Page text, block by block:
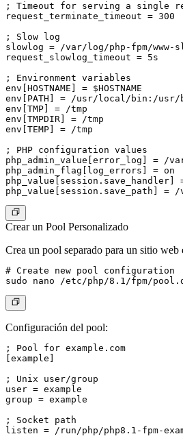
; Timeout for serving a single
request_terminate_timeout = 300
; Slow log
slowlog = /var/log/php-fpm/www-
request_slowlog_timeout = 5s
; Environment variables
env[HOSTNAME] = $HOSTNAME
env[PATH] = /usr/local/bin:/
env[TMP] = /tmp
env[TMPDIR] = /tmp
env[TEMP] = /tmp
; PHP configuration values
php_admin_value[error_log] = /
php_admin_flag[log_errors] = on
Crear un Pool Personalizado
Crea un pool separado para un sitio web
# Create new pool configuration
Configuración del pool:
; Pool for example.com
[example]
; Unix user/group
user = example
group = example
; Socket path
listen = /run/php/php8.1-fpm-